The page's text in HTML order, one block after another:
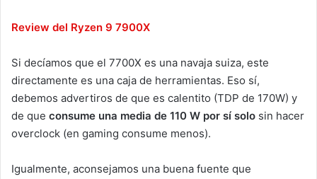
Review del Ryzen 9 7900X
Si decíamos que el 7700X es una navaja suiza, este
directamente es una caja de herramientas. Eso sí,
debemos advertiros de que es calentito (TDP de 170W) y
de que consume una media de 110 W por sí solo sin hacer
overclock (en gaming consume menos).
Igualmente, aconsejamos una buena fuente que